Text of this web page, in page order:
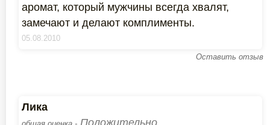
аромат, который мужчины всегда хвалят,
замечают и делают комплименты.
05.08.2010
Оставить отзыв
Лика